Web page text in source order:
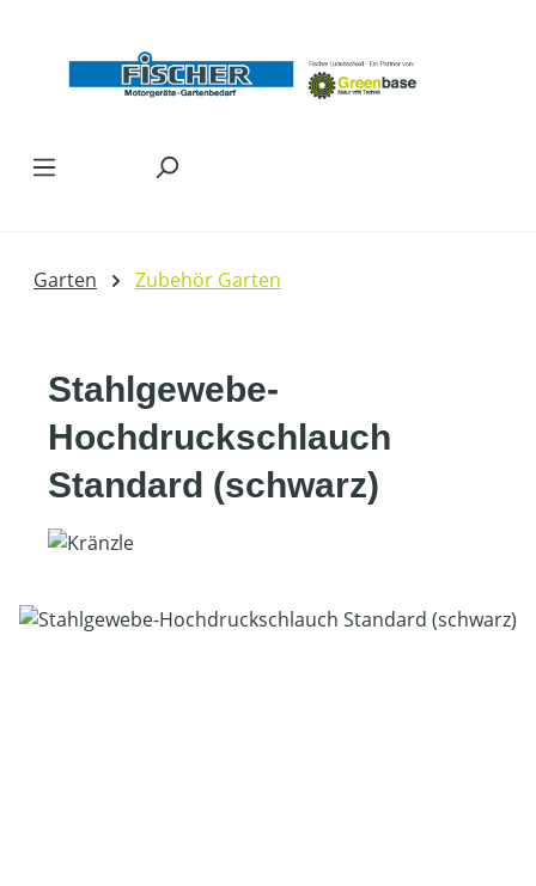
Garten Zubehör Garten
Stahlgewebe-
Hochdruckschlauch
Standard (schwarz)
Bildergalerie überspringen